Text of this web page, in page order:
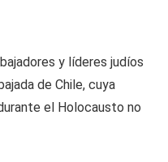
y líderes judíos
de Chile, cuya
el Holocausto no